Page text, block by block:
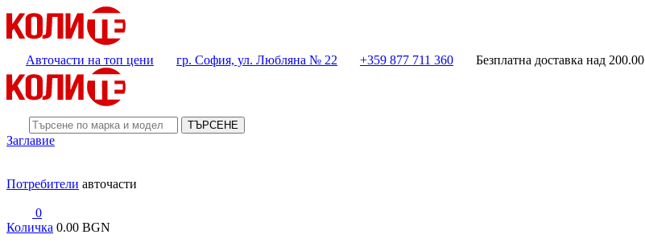
Авточасти на топ цени гр. София, ул. Любляна № 22 +359 877 711 360 Безплатна доставка над 200.00
ТЪРСЕНЕ
Заглавие
Потребители авточасти
0
Количка 0.00 BGN